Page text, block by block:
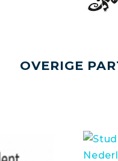
OVERIGE